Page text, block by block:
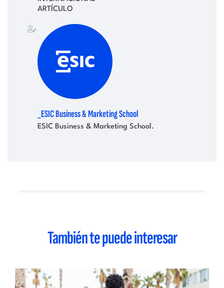
ARTÍCULO
_ESIC Business & Marketing School
ESIC Business & Marketing School.
También te puede interesar